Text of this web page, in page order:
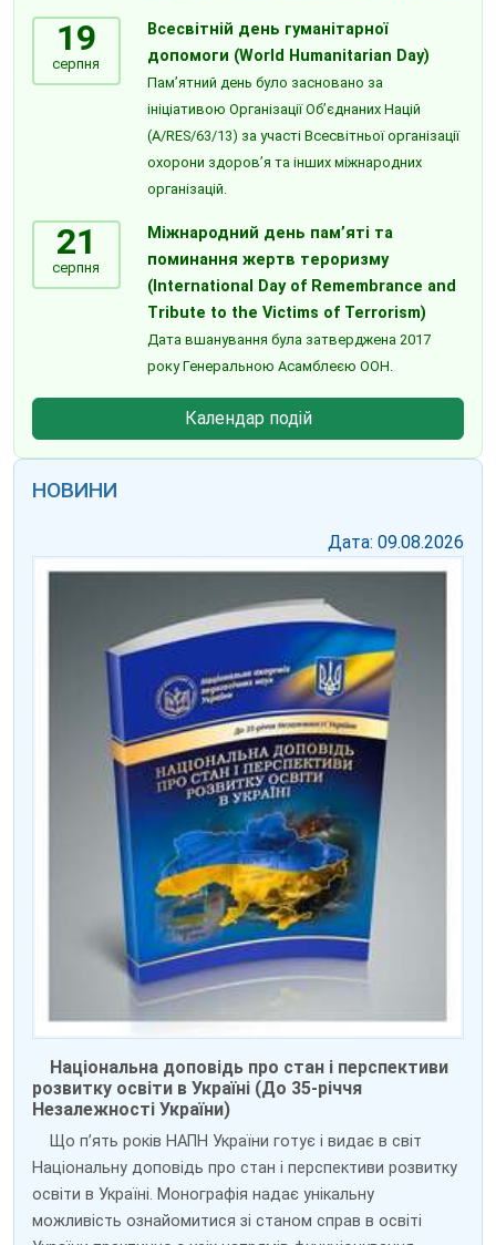
19
серпня
Всесвітній день гуманітарної
допомоги (World Humanitarian Day)
Пам’ятний день було засновано за
ініціативою Організації Об’єднаних Націй
(A/RES/63/13) за участі Всесвітньої організації
охорони здоров’я та інших міжнародних
організацій.
21
серпня
Міжнародний день пам’яті та
поминання жертв тероризму
(International Day of Remembrance and
Tribute to the Victims of Terrorism)
Дата вшанування була затверджена 2017
року Генеральною Асамблеєю ООН.
Календар подій
НОВИНИ
Дата: 09.08.2026
Національна доповідь про стан і перспективи
розвитку освіти в Україні (До 35-річчя
Незалежності України)
Що п’ять років НАПН України готує і видає в світ
Національну доповідь про стан і перспективи розвитку
освіти в Україні. Монографія надає унікальну
можливість ознайомитися зі станом справ в освіті